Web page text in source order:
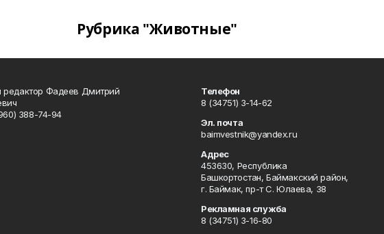
Рубрика "Животные"
редактор Фадеев Дмитрий
388-74-94
Телефон
8 (34751) 3-14-62
Эл. почта
baimvestnik@yandex.ru
Адрес
453630, Республика
Башкортостан, Баймакский район,
г. Баймак, пр-т С. Юлаева, 38
Рекламная служба
8 (34751) 3-16-80